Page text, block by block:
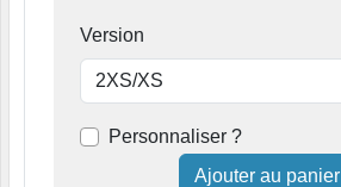
Version
Personnaliser ?
Ajouter au panier